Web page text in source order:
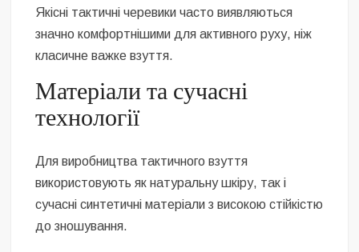
Якісні тактичні черевики часто виявляються
значно комфортнішими для активного руху, ніж
класичне важке взуття.
Матеріали та сучасні
технології
Для виробництва тактичного взуття
використовують як натуральну шкіру, так і
сучасні синтетичні матеріали з високою стійкістю
до зношування.